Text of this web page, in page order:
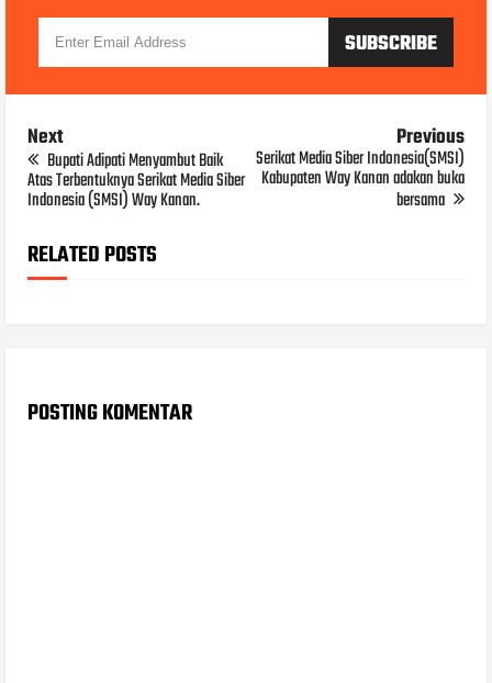
Next
Bupati Adipati Menyambut Baik
Atas Terbentuknya Serikat Media Siber
Indonesia (SMSI) Way Kanan.
Previous
Serikat Media Siber Indonesia(SMSI)
Kabupaten Way Kanan adakan buka
bersama
RELATED POSTS
POSTING KOMENTAR